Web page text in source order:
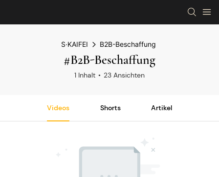
S·KAIFEI B2B-Beschaffung
#B2B-Beschaffung
1 Inhalt 23 Ansichten
Videos Shorts Artikel